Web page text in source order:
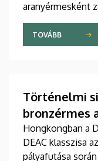
aranyérmesként
TOVÁBB
Történelmi
bronzérmes
Hongkongban a
DEAC klasszisa
pályafutása